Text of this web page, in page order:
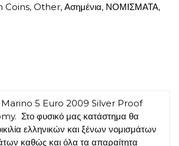
Coins, Other, Ασημένια, ΝΟΜΙΣΜΑΤΑ,
Marino 5 Euro 2009 Silver Proof
Στο φυσικό μας κατάστημα θα
ελληνικών και ξένων νομισμάτων
καθώς και όλα τα απαραίτητα